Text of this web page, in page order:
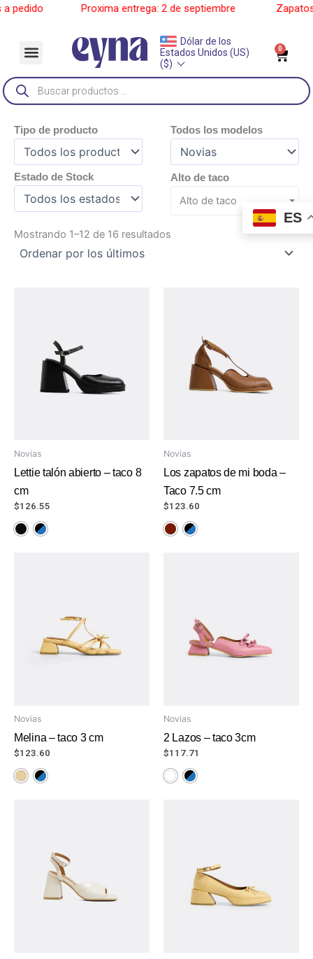
Ir
______ Proxima entrega: 2 de septiembre______ Zapatos
Menu
Dólar de los
Estados Unidos (US)
($)
0
Búsqueda
de
productos
Tipo de producto Todos los modelos
Estado de Stock Alto de taco
Alto de taco
Mostrando 1–12 de 16 resultados
Novias
Lettie talón abierto – taco 8
cm
$126.55
Novias
Los zapatos de mi boda –
Taco 7.5 cm
$123.60
Novias
Melina – taco 3 cm
$123.60
Novias
2 Lazos – taco 3cm
$117.71
ES